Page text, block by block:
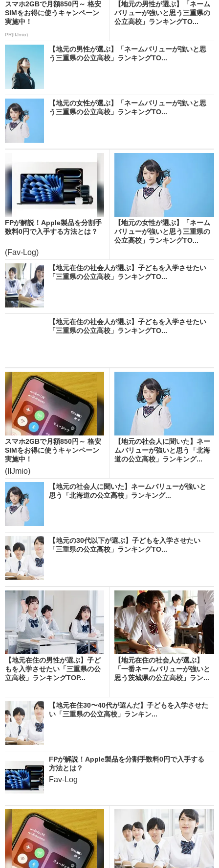
スマホ2GBで月額850円～ 格安
SIMをお得に使うキャンペーン
実施中！
PR(IIJmio)
【地元の男性が選ぶ】「ネーム
バリューが強いと思う三重県の
公立高校」ランキングTO...
【地元の男性が選ぶ】「ネームバリューが強いと思
う三重県の公立高校」ランキングTO...
【地元の女性が選ぶ】「ネームバリューが強いと思
う三重県の公立高校」ランキングTO...
FPが解説！Apple製品を分割手
数料0円で入手する方法とは？
(Fav-Log)
【地元の女性が選ぶ】「ネーム
バリューが強いと思う三重県の
公立高校」ランキングTO...
【地元在住の社会人が選ぶ】子どもを入学させたい
「三重県の公立高校」ランキングTO...
【地元在住の社会人が選ぶ】子どもを入学させたい
「三重県の公立高校」ランキングTO...
スマホ2GBで月額850円～ 格安
SIMをお得に使うキャンペーン
実施中！
(IIJmio)
【地元の社会人に聞いた】ネー
ムバリューが強いと思う「北海
道の公立高校」ランキング...
【地元の社会人に聞いた】ネームバリューが強いと
思う「北海道の公立高校」ランキング...
【地元の30代以下が選ぶ】子どもを入学させたい
「三重県の公立高校」ランキングTO...
【地元在住の男性が選ぶ】子ど
もを入学させたい「三重県の公
立高校」ランキングTOP...
【地元在住の社会人が選ぶ】
「一番ネームバリューが強いと
思う茨城県の公立高校」ラン...
【地元在住30〜40代が選んだ】子どもを入学させた
い「三重県の公立高校」ランキン...
FPが解説！Apple製品を分割手数料0円で入手する
方法とは？
Fav-Log